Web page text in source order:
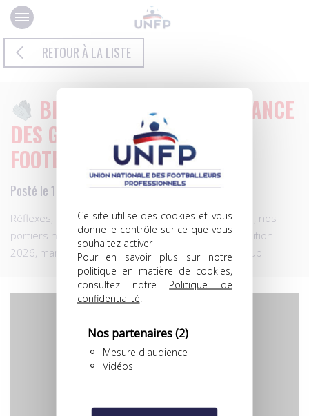
Panneau de gestion des cookies
Ce site utilise des cookies et vous
donne le contrôle sur ce que vous
souhaitez activer
Pour en savoir plus sur notre
politique en matière de cookies,
consultez notre Politique de
confidentialité
Nos partenaires(2)
Mesure d'audience
Vidéos
RETOUR À LA LISTE
BIENVENUE DANS UNE SÉANCE
DES GARDIENS DE L'UNFP
FOOTBALL CLUB.
Posté le 15.06.2026 à 10h05
Réflexes, explosivité, duels, répétition : l'été dernier, nos
portiers n'ont rien lâché.
Coup d’envoi de l’édition
2026, mardi 23 juin. #unfpfootballclub #NeverGiveUp
YouTube est désactivé.